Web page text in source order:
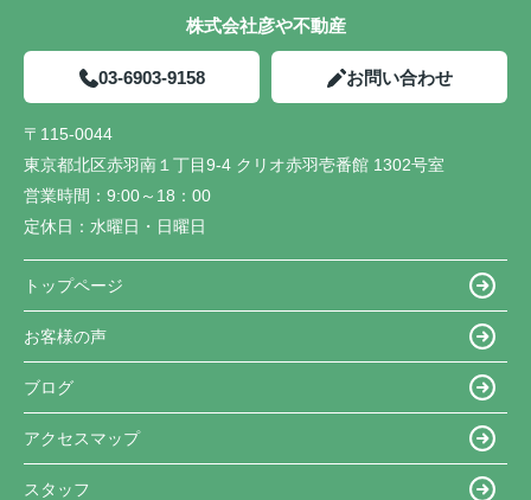
株式会社彦や不動産
03-6903-9158 お問い合わせ
〒115-0044
東京都北区赤羽南１丁目9-4 クリオ赤羽壱番館 1302号室
営業時間： 9:00～18：00
定休日： 水曜日・日曜日
トップページ
お客様の声
ブログ
アクセスマップ
スタッフ